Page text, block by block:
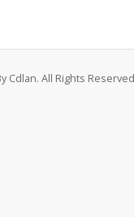
Cdlan. All Rights